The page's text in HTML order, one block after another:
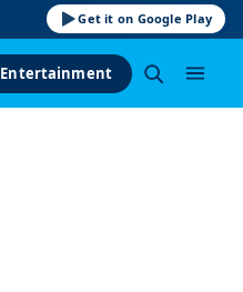
Get it on Google Play
Entertainment